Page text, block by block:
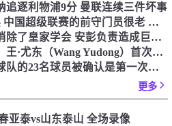
追逐利物浦9分 曼联连续三件坏事
3场比赛中两个低级错误 中国超级联赛的前守门员很老 是时候让位了 最好的继任者出现
皇家马德里令人兴奋地消除了皇家学会 安彭负责造成巨大的灾难！
国家橄榄球队23人名单：王·尤东（Wang Yudong）首次被选为第11名 塞吉尼奥（Serginho）在名单上
大新闻！中国国家橄榄球队的23名球员被确认是第一次进入阵容
更多
亚泰vs山东泰山 全场录像